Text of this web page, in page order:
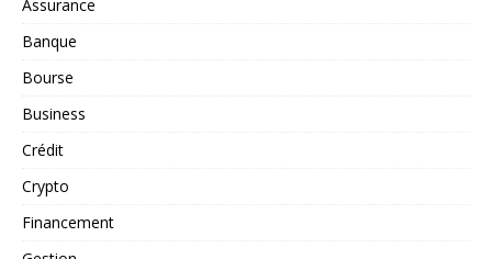
Assurance
Banque
Bourse
Business
Crédit
Crypto
Financement